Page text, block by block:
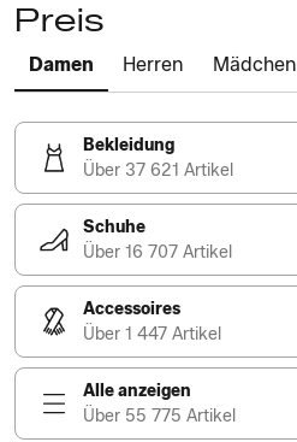
Preis
Damen Herren Mädchen
Bekleidung
Über 37 621 Artikel
Schuhe
Über 16 707 Artikel
Accessoires
Über 1 447 Artikel
Alle anzeigen
Über 55 775 Artikel